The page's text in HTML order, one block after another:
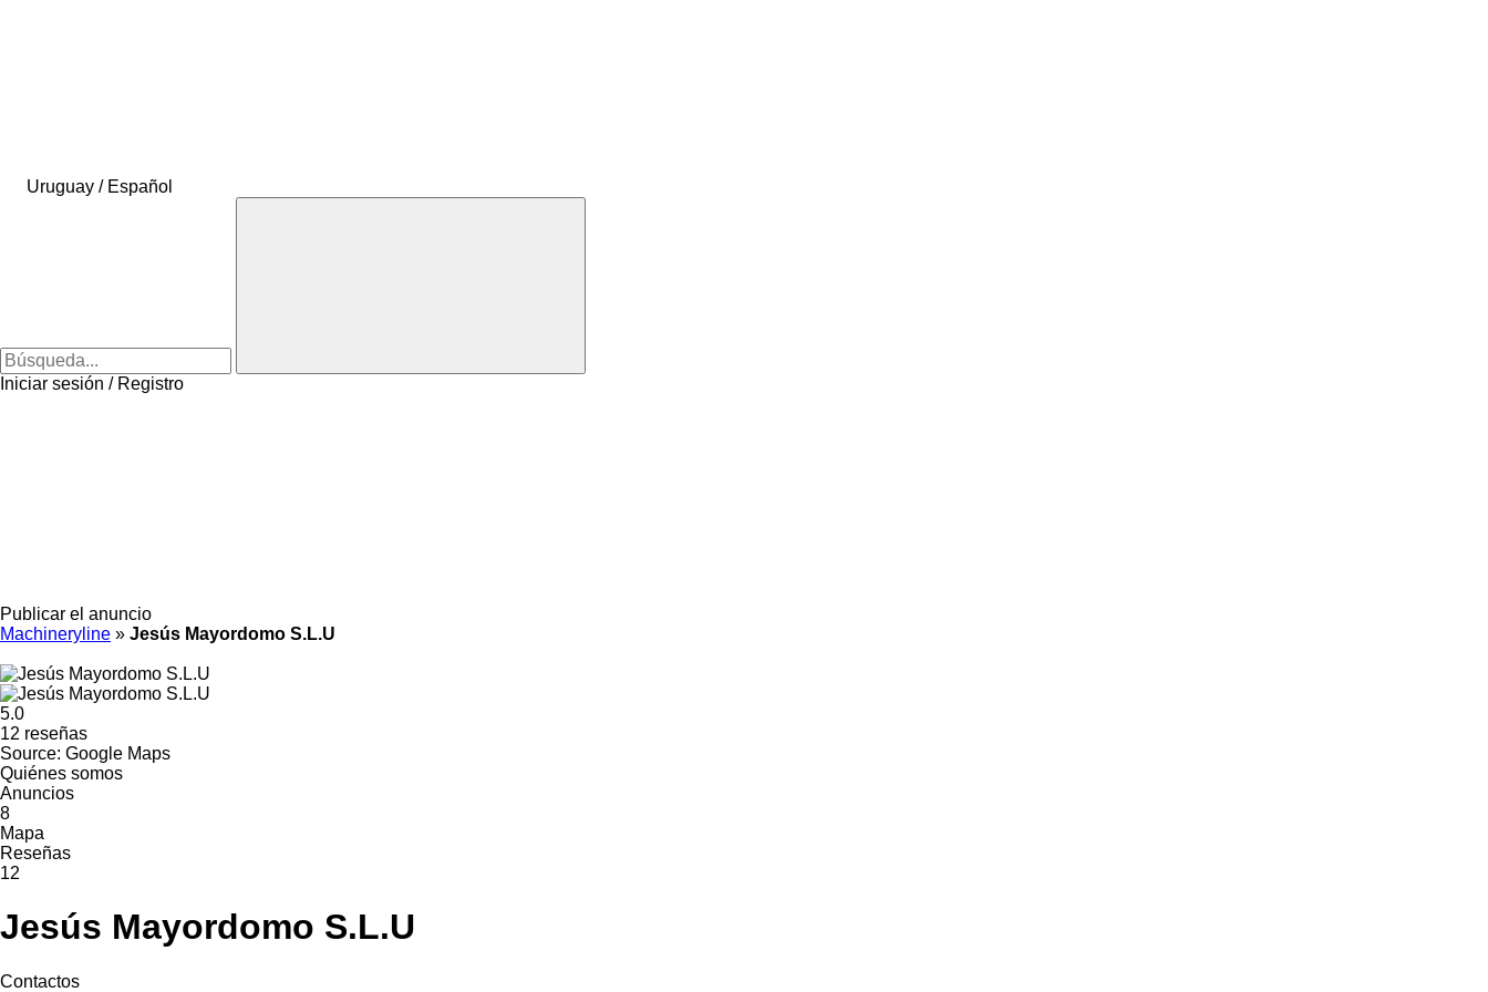
Uruguay / Español
Iniciar sesión / Registro
Publicar el anuncio
Machineryline » Jesús Mayordomo S.L.U
5.0
12 reseñas
Source: Google Maps
Quiénes somos
Anuncios
8
Mapa
Reseñas
12
Jesús Mayordomo S.L.U
Contactos